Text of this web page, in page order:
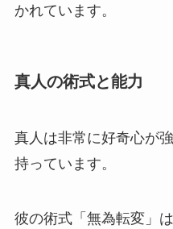
かれています。
真人の術式と能力
真人は非常に好奇心が
持っています。
彼の術式「無為転変」